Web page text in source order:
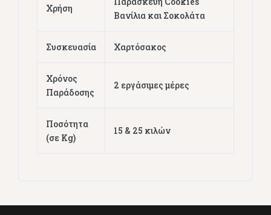
Χρήση
Βανίλια και Σοκολάτα
Συσκευασία Χαρτόσακος
Χρόνος
Παράδοσης
2 εργάσιμες μέρες
Ποσότητα
(σε Kg)
15 & 25 κιλών